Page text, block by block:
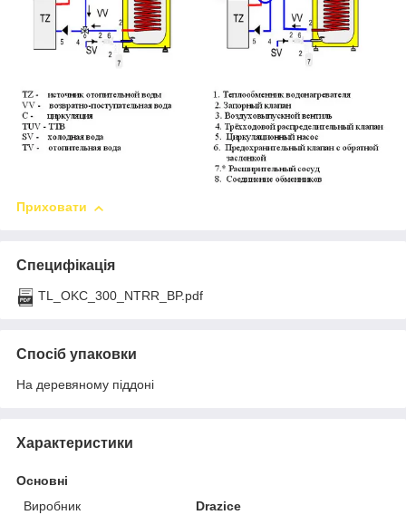
Приховати
Специфікація
TL_OKC_300_NTRR_BP.pdf
Спосіб упаковки
На деревяному піддоні
Характеристики
Основні
Виробник
Drazice